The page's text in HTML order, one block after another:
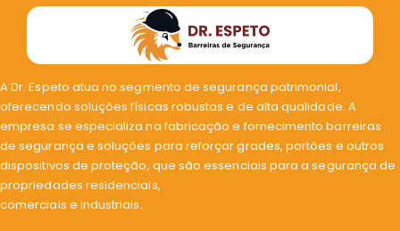
A Dr. Espeto atua no segmento de segurança patrimonial,
oferecendo soluções físicas robustas e de alta qualidade. A
empresa se especializa na fabricação e fornecimento barreiras
de segurança e soluções para reforçar grades, portões e outros
dispositivos de proteção, que são essenciais para a segurança de
propriedades residenciais,
comerciais e industriais.